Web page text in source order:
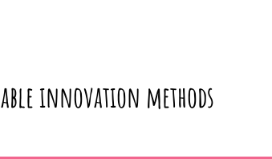
innovation methods